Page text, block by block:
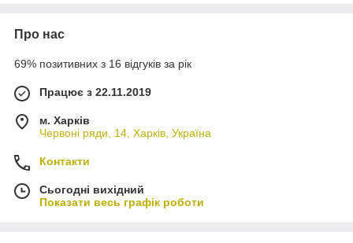
відповідають характеру свята – це можуть бути костюми,
Завдяки цим деталям звичайний захід перетворюється на
незабутній досвід, залишаючи яскраві спогади у всіх
учасників. Тому вибір правильних святкових товарів та
аксесуарів — важливий крок на шляху створення ідеального
свята.
Про нас
69% позитивних з 16 відгуків за рік
Працює з 22.11.2019
м. Харків
Червоні ряди, 14, Харків, Україна
Контакти
Сьогодні вихідний
Показати весь графік роботи